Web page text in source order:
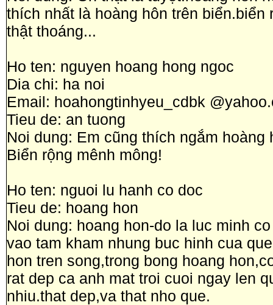
thích nhất là hoàng hôn trên
thật thoáng...
Ho ten: nguyen hoang hong ngoc
Dia chi: ha noi
Email: hoahongtinhyeu_cdbk
Tieu de: an tuong
Noi dung: Em cũng thích ngắm
Biển rộng mênh mông!
Ho ten: nguoi lu hanh co doc
Tieu de: hoang hon
Noi dung: hoang hon-do la luc minh
vao tam kham nhung buc hinh cua
hon tren song,trong bong hoang
rat dep ca anh mat troi cuoi ngay len
nhiu.that dep,va that nho que.